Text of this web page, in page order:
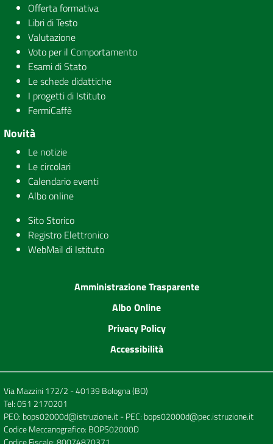
Offerta formativa
Libri di Testo
Valutazione
Voto per il Comportamento
Esami di Stato
Le schede didattiche
I progetti di Istituto
FermiCaffè
Novità
Le notizie
Le circolari
Calendario eventi
Albo online
Sito Storico
Registro Elettronico
WebMail di Istituto
Amministrazione Trasparente
Albo Online
Privacy Policy
Accessibilità
Via Mazzini 172/2 - 40139 Bologna (BO)
Tel:051 2170201
PEO: bops02000d@istruzione.it- PEC: bops02000d@pec.istruzione.it
Codice Meccanografico: BOPS02000D